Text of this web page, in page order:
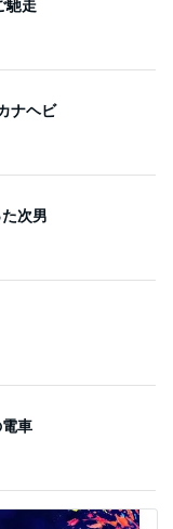
馳走
ナヘビ
次男
車